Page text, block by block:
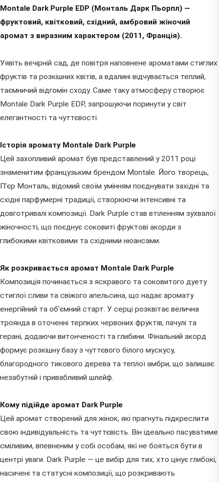
Montale Dark Purple EDP (Монталь Дарк Пьорпл) —
фруктовий, квітковий, східний, амбровий жіночий
аромат з виразним характером (2011, Франція).
Уявіть вечірній сад, де повітря наповнене ароматами стиглих
фруктів та розкішних квітів, а вдалині відчувається теплий,
таємничий відгомін сходу. Саме таку атмосферу створює
Montale Dark Purple EDP, запрошуючи поринути у світ
елегантності та чуттєвості.
Історія аромату Montale Dark Purple
Цей захопливий аромат був представлений у 2011 році
знаменитим французьким брендом Montale. Його творець,
П'єр Монталь, відомий своїм умінням поєднувати західні та
східні парфумерні традиції, створюючи інтенсивні та
довготривалі композиції. Dark Purple став втіленням зухвалої
жіночності, що поєднує соковиті фруктові акорди з
глибокими квітковими та східними нюансами.
Як розкривається аромат Montale Dark Purple
Композиція починається з яскравого та соковитого дуету
стиглої сливи та свіжого апельсина, що надає аромату
енергійний та об'ємний старт. У серці розквітає велична
троянда в оточенні терпких червоних фруктів, пачулі та
герані, додаючи витонченості та глибини. Фінальний акорд
формує розкішну базу з чуттєвого білого мускусу,
благородного тикового дерева та теплої амбри, що залишає
незабутній і привабливий шлейф.
Кому підійде аромат Dark Purple
Цей аромат створений для жінок, які прагнуть підкреслити
свою індивідуальність та чуттєвість. Він ідеально пасуватиме
сміливим, впевненим у собі особам, які не бояться бути в
центрі уваги. Dark Purple — це вибір для тих, хто цінує глибокі,
насичені та статусні композиції, що розкривають